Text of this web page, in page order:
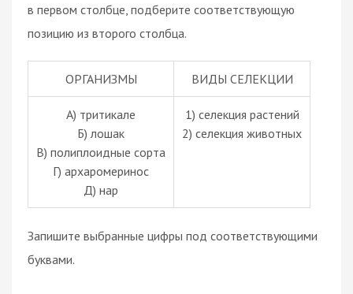
в первом столбце, подберите соответствующую
позицию из второго столбца.
ОРГАНИЗМЫ ВИДЫ СЕЛЕКЦИИ
А) тритикале
Б) лошак
В) полиплоидные сорта
Г) архаромеринос
Д) нар
1) селекция растений
2) селекция животных
Запишите выбранные цифры под соответствующими
буквами.